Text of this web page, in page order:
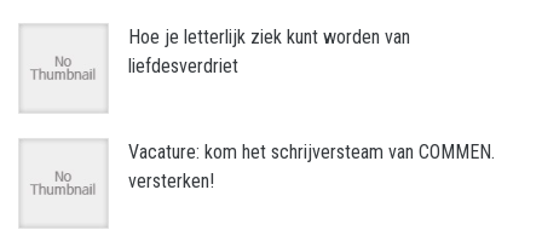
Hoe je letterlijk ziek kunt worden van
liefdesverdriet
Vacature: kom het schrijversteam van COMMEN.
versterken!